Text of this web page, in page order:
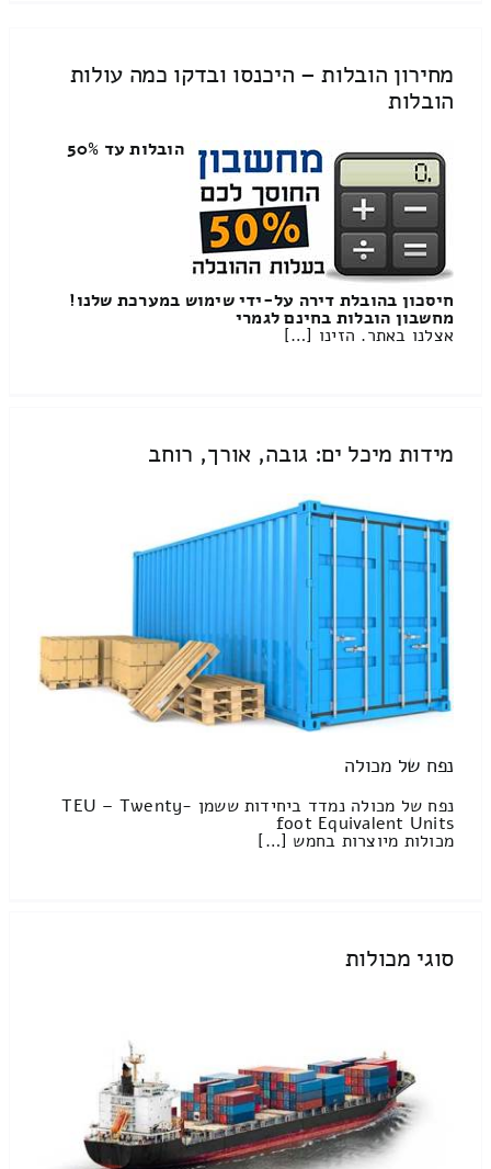
מחירון הובלות – היכנסו ובדקו כמה עולות
הובלות
הובלות עד 50%
חיסכון בהובלת דירה על-ידי שימוש במערכת שלנו!
מחשבון הובלות בחינם לגמרי
אצלנו באתר. הזינו […]
מידות מיכל ים: גובה, אורך, רוחב
נפח של מכולה
נפח של מכולה נמדד ביחידות ששמן TEU – Twenty-
foot Equivalent Units
מכולות מיוצרות בחמש […]
סוגי מכולות